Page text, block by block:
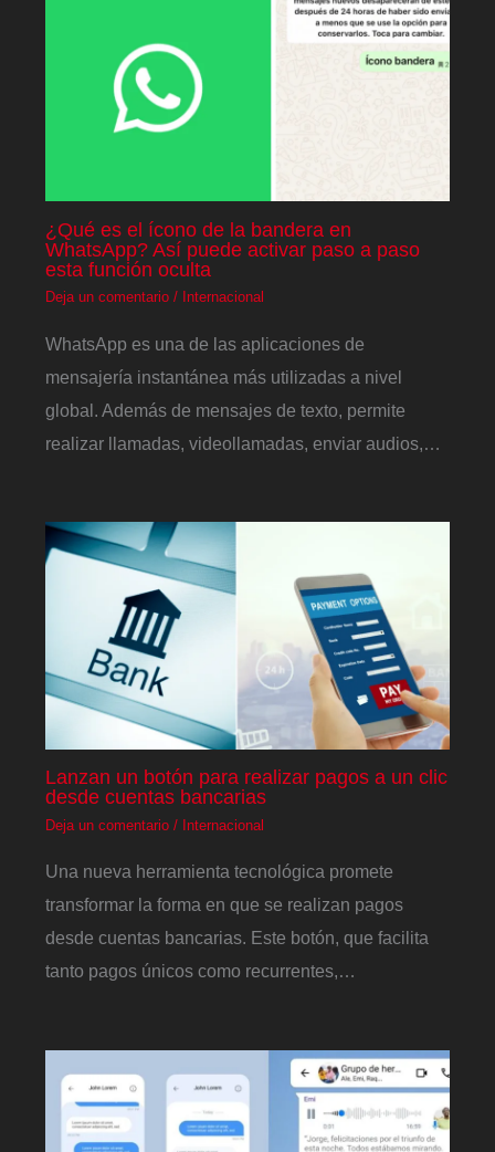
¿Qué es el ícono de la bandera en
WhatsApp? Así puede activar paso a paso
esta función oculta
Deja un comentario / Internacional
WhatsApp es una de las aplicaciones de
mensajería instantánea más utilizadas a nivel
global. Además de mensajes de texto, permite
realizar llamadas, videollamadas, enviar audios,…
Lanzan un botón para realizar pagos a un clic
desde cuentas bancarias
Deja un comentario / Internacional
Una nueva herramienta tecnológica promete
transformar la forma en que se realizan pagos
desde cuentas bancarias. Este botón, que facilita
tanto pagos únicos como recurrentes,…